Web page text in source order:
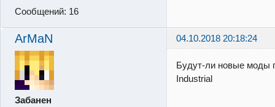
Сообщений: 16
ArMaN 04.10.2018 20:18:24
Забанен
Будут-ли новые моды
Industrial